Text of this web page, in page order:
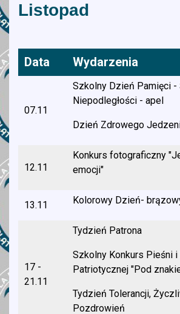
Listopad
Data Wydarzenia
07.11
Szkolny Dzień Pamięci -
Niepodległości - apel
Dzień Zdrowego
12.11
Konkurs fotograficzny
emocji"
13.11 Kolorowy Dzień-
17 -
21.11
Tydzień Patrona
Szkolny Konkurs Pieśni
Patriotycznej "Pod
Tydzień Tolerancji,
Pozdrowień